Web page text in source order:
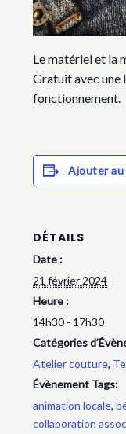
Le matériel et la
Gratuit avec
fonctionnement.
Ajouter
DÉTAILS
Date :
21 février 2024
Heure :
14h30 - 17h30
Catégories
Atelier couture,
Évènement Tags:
animation locale,
collaboration